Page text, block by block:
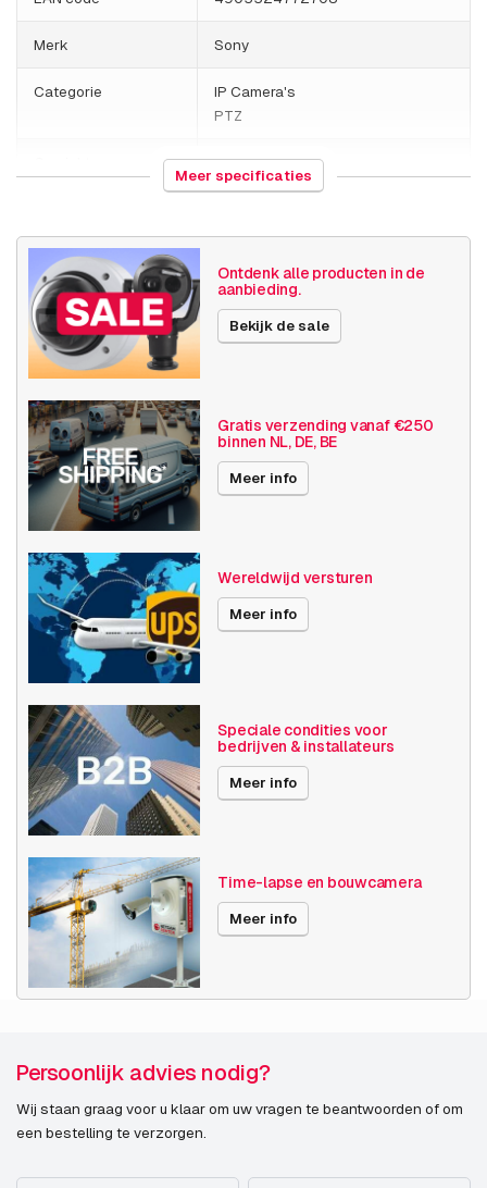
Merk Sony
Categorie
IP Camera's
PTZ
1000 gram
eigenschappen
Basis functionaliteit
Dag en nacht
Invoer / uitvoer
Audio
Resolutie
Sony Series E-serie
Power over Ethernet 30W
Optische zoom 28+
Videocompressie H264
Publicatiedatum
Beeldsensor
Type beeldsensor CCD
Omvang optische
sensor
Lenssysteem
Zoomcapaciteit
Brandpuntbereik 3,4 - 122,4 mm
Meer specificaties
Ontdenk alle producten in de
aanbieding.
Bekijk de sale
Gratis verzending vanaf €250
binnen NL, DE, BE
Meer info
Wereldwijd versturen
Meer info
Speciale condities voor
bedrijven & installateurs
Meer info
Time-lapse en bouwcamera
Meer info
Persoonlijk advies nodig?
Wij staan graag voor u klaar om uw vragen te beantwoorden of om
een bestelling te verzorgen.